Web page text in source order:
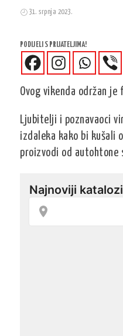
31. srpnja 2023.
PODIJELI S PRIJATELJIMA!
Ovog vikenda održan
Ljubitelji i poznavaoci
izdaleka kako bi kušali
proizvodi od autohtone